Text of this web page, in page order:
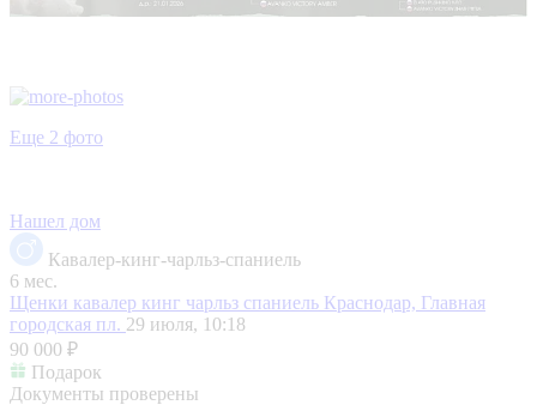
Еще 2 фото
Нашел дом
Кавалер-кинг-чарльз-спаниель
6 мес.
Щенки кавалер кинг чарльз спаниель Краснодар, Главная
городская пл. 29 июля, 10:18
90 000 ₽
Подарок
Документы проверены